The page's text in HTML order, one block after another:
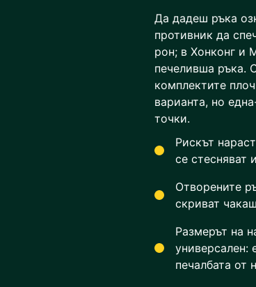
Да дадеш ръка
противник да
рон; в Хонконг и
печеливша ръка.
комплектите
варианта, но
точки.
Рискът
се стесняват
Отворените
скриват
Размерът на
универсален:
печалбата от